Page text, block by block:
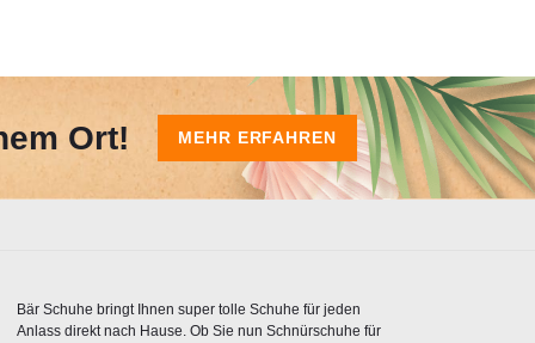
Ort! MEHR ERFAHREN
Bär Schuhe bringt Ihnen super tolle Schuhe für jeden
Anlass direkt nach Hause. Ob Sie nun Schnürschuhe für